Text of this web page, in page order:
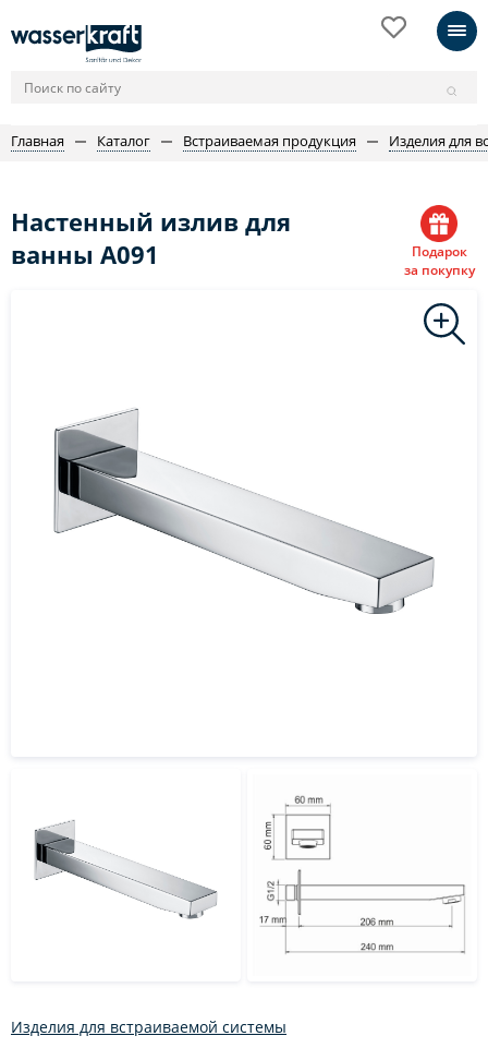
Главная Каталог Встраиваемая продукция Изделия для
Настенный излив для
ванны A091
Подарок
за покупку
Изделия для встраиваемой системы